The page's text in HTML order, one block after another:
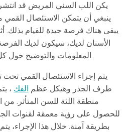
يكن اللب السني المريض قد
ينبغي أن يتمكن الاستئصال القمي
يبقى هناك فرصة جيدة للقيام بذلك.
الأسنان لديك، سيكون لديك
المعلومات والتوضيح حول كل هذه القضايا والمواضيع.
يتم إجراء الاستئصال القمي تحت
طرف الجذر وهيكل عظم الفك ،
منطقة اللثة للسن المتأثر.
للحصول على رؤية معمقة لقنوات
بطريقة آمنة. خلال هذا الإجراء،